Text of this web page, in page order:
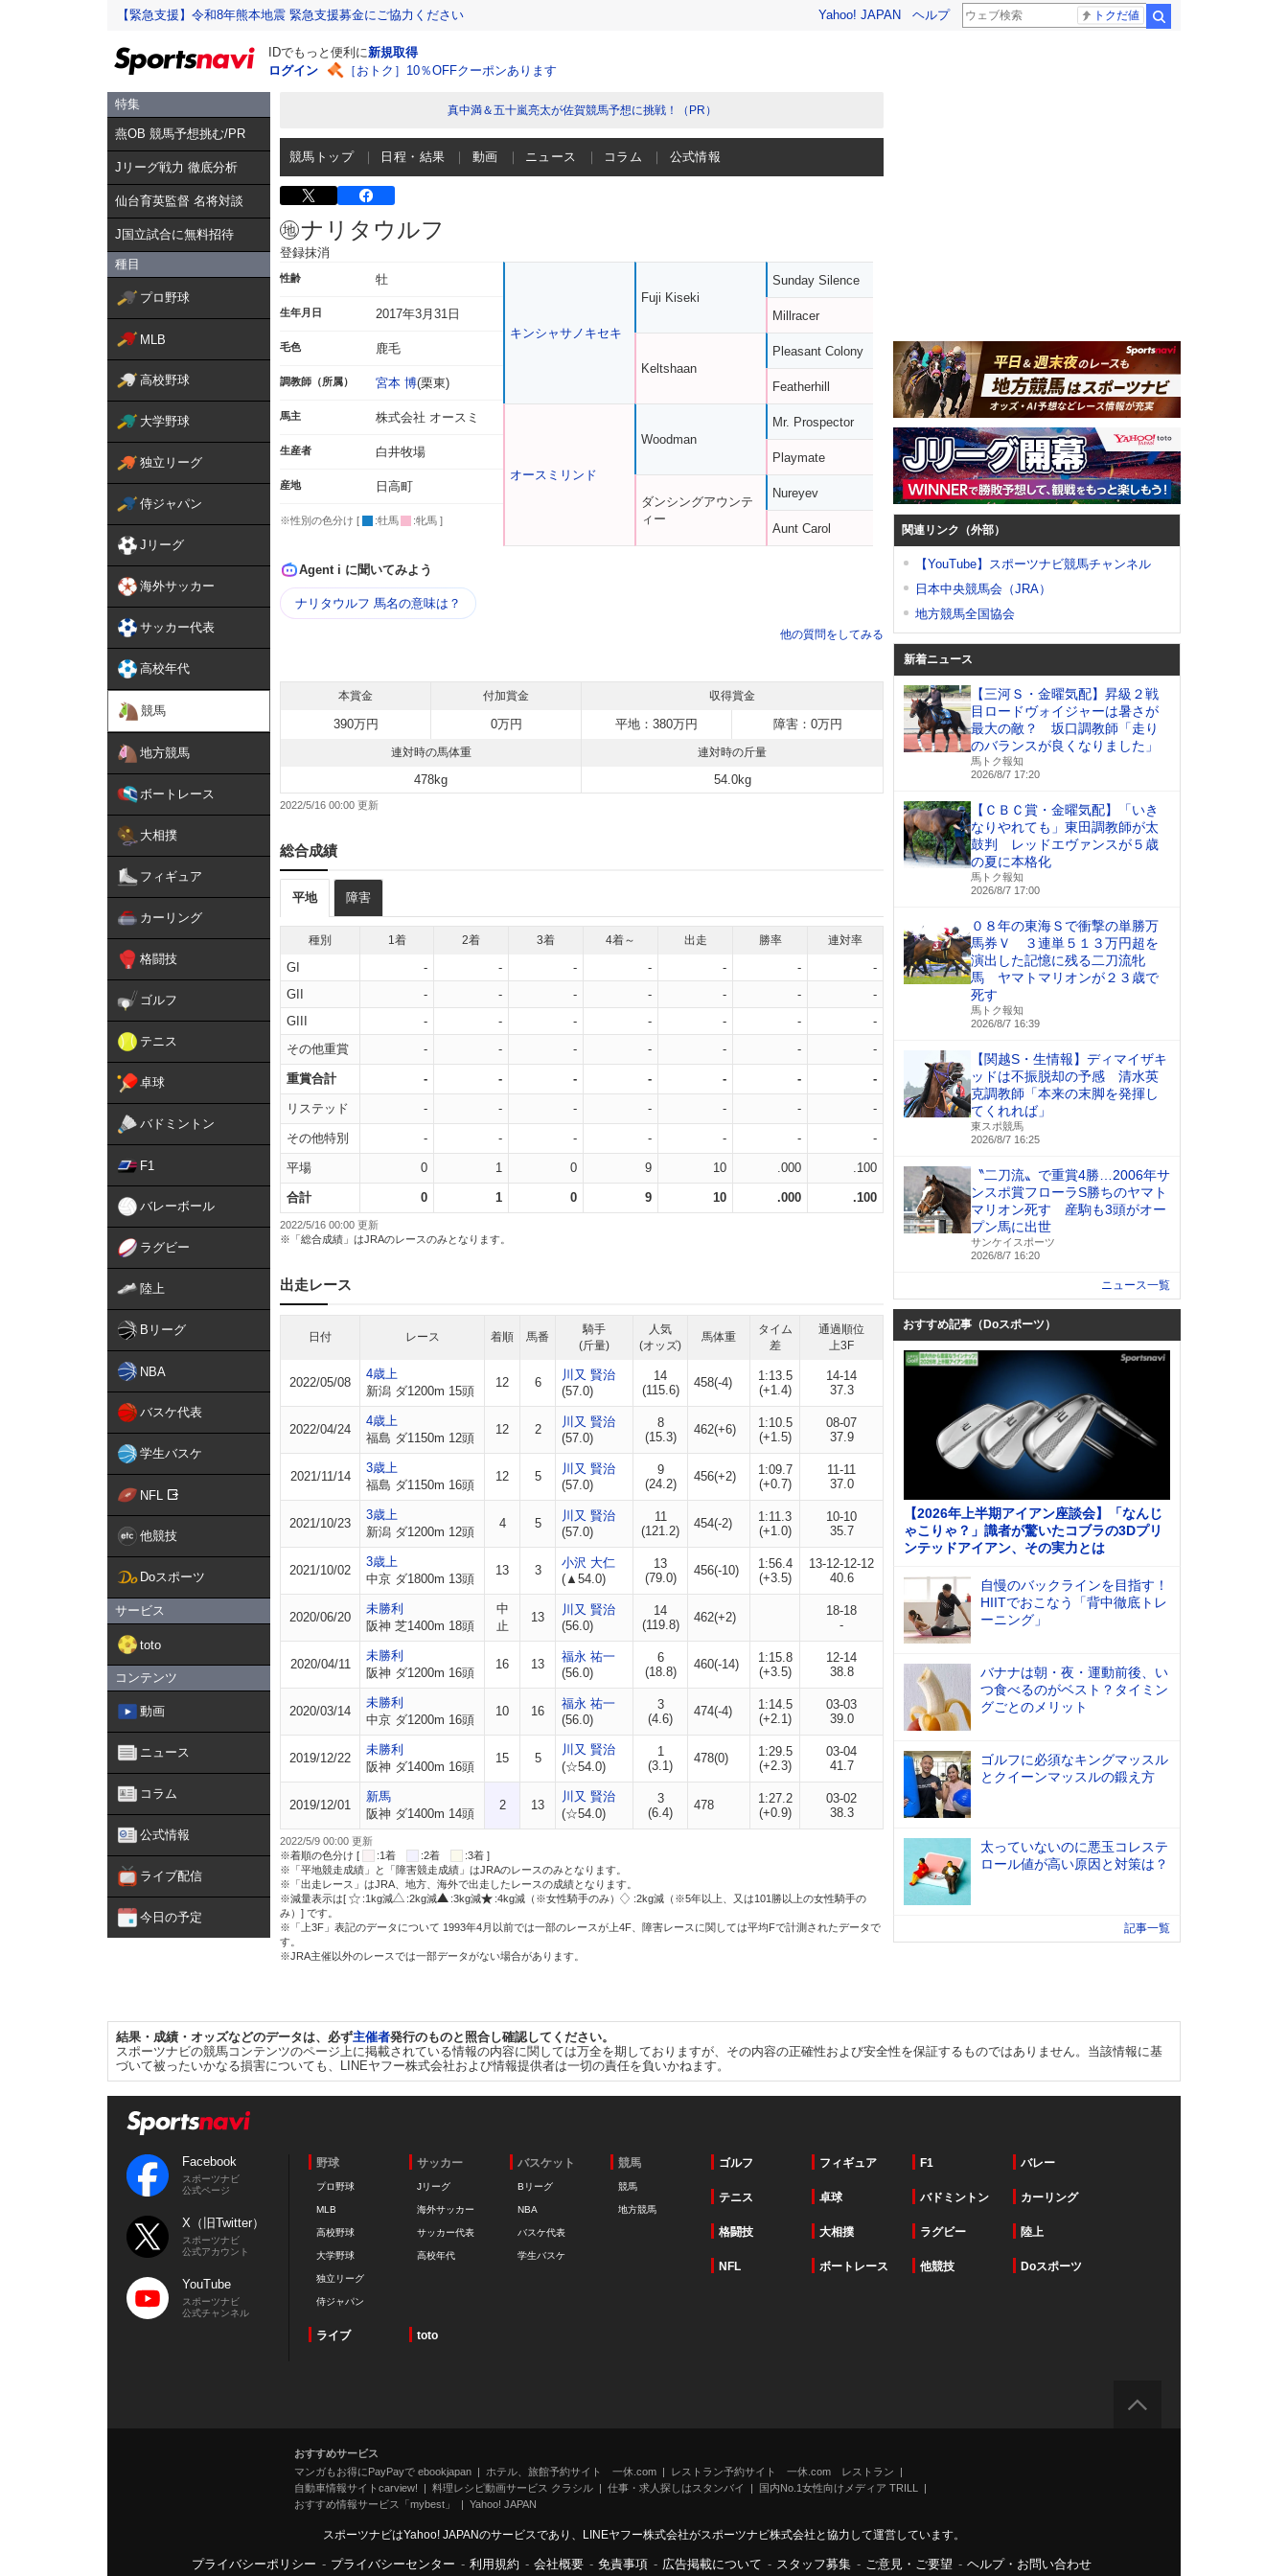
【緊急支援】令和8年熊本地震 緊急支援募金にご協力ください Yahoo! JAPAN ヘルプ トクだ値
IDでもっと便利に新規取得
ログイン
［おトク］10％OFFクーポンあります
特集
燕OB 競馬予想挑む/PR
Jリーグ戦力 徹底分析
仙台育英監督 名将対談
J国立試合に無料招待
種目
プロ野球
MLB
高校野球
大学野球
独立リーグ
侍ジャパン
Jリーグ
海外サッカー
サッカー代表
高校年代
競馬
地方競馬
ボートレース
大相撲
フィギュア
カーリング
格闘技
ゴルフ
テニス
卓球
バドミントン
F1
バレーボール
ラグビー
陸上
Bリーグ
NBA
バスケ代表
学生バスケ
NFL
他競技
Doスポーツ
サービス
toto
コンテンツ
動画
ニュース
コラム
公式情報
ライブ配信
今日の予定
真中満＆五十嵐亮太が佐賀競馬予想に挑戦！（PR）
競馬トップ 日程・結果 動画 ニュース コラム 公式情報
ナリタウルフ
登録抹消
性齢 牡
生年月日 2017年3月31日
毛色 鹿毛
調教師（所属） 宮本 博(栗東)
馬主 株式会社 オースミ
生産者 白井牧場
産地 日高町
※性別の色分け [ :牡馬 :牝馬 ]
キンシャサノキセキ
オースミリンド
Fuji Kiseki
Keltshaan
Woodman
ダンシングアウンテ
ィー
Sunday Silence
Millracer
Pleasant Colony
Featherhill
Mr. Prospector
Playmate
Nureyev
Aunt Carol
Agent i に聞いてみよう
ナリタウルフ 馬名の意味は？
他の質問をしてみる
本賞金 付加賞金 収得賞金
390万円 0万円 平地：380万円 障害：0万円
連対時の馬体重 連対時の斤量
478kg 54.0kg
2022/5/16 00:00
総合成績
平地 障害
種別 1着 2着 3着 4着～ 出走 勝率 連対率
GI - - - - - -
-
GII
- - - - - -
-
GIII
- - - - - -
-
その他重賞
- - - - - - -
重賞合計 - - - - - - -
リステッド - - - - - - -
その他特別 - - - - - - -
平場 0 1 0 9 10 .000 .100
合計 0 1 0 9 10 .000 .100
2022/5/16 00:00 更新
※「総合成績」はJRAのレースのみとなります。
出走レース
日付 レース 着順 馬番
騎手
(斤量)
人気
(オッズ)
馬体重
タイム
差
通過順位
上3F
2022/05/08
4歳上
新潟 ダ1200m 15頭
12 6
川又 賢治
(57.0)
14
(115.6)
458(-4)
1:13.5
(+1.4)
14-14
37.3
2022/04/24
4歳上
福島 ダ1150m 12頭
12 2
川又 賢治
(57.0)
8
(15.3)
462(+6)
1:10.5
(+1.5)
08-07
37.9
2021/11/14
3歳上
福島 ダ1150m 16頭
12 5
川又 賢治
(57.0)
9
(24.2)
456(+2)
1:09.7
(+0.7)
11-11
37.0
2021/10/23
3歳上
新潟 ダ1200m 12頭
4 5
川又 賢治
(57.0)
11
(121.2)
454(-2)
1:11.3
(+1.0)
10-10
35.7
2021/10/02
3歳上
中京 ダ1800m 13頭
13 3
小沢 大仁
(▲54.0)
13
(79.0)
456(-10)
1:56.4
(+3.5)
13-12-12-12
40.6
2020/06/20
未勝利
阪神 芝1400m 18頭
中
止
13
川又 賢治
(56.0)
14
(119.8)
462(+2)
18-18
-
2020/04/11
未勝利
阪神 ダ1200m 16頭
16 13
福永 祐一
(56.0)
6
(18.8)
460(-14)
1:15.8
(+3.5)
12-14
38.8
2020/03/14
未勝利
中京 ダ1200m 16頭
10 16
福永 祐一
(56.0)
3
(4.6)
474(-4)
1:14.5
(+2.1)
03-03
39.0
2019/12/22
未勝利
阪神 ダ1400m 16頭
15 5
川又 賢治
(☆54.0)
1
(3.1)
478(0)
1:29.5
(+2.3)
03-04
41.7
2019/12/01
新馬
阪神 ダ1400m 14頭
2 13
川又 賢治
(☆54.0)
3
(6.4)
478
1:27.2
(+0.9)
03-02
38.3
2022/5/9 00:00 更新
※着順の色分け [
:1着 :2着
:3着 ]
※「平地競走成績」と「障害競走成績」はJRAのレースのみとなります。
※「出走レース」はJRA、地方、海外で出走したレースの成績となります。
※減量表示は[
:1kg減 :2kg減 :3kg減 :4kg減（※女性騎手のみ）
:2kg減（※5年以上、又は101勝以上の女性騎手の
み）] です。
※「上3F」表記のデータについて 1993年4月以前では一部のレースが上4F、障害レースに関しては平均Fで計測されたデータで
す。
※JRA主催以外のレースでは一部データがない場合があります。
関連リンク（外部）
【YouTube】スポーツナビ競馬チャンネル
日本中央競馬会（JRA）
地方競馬全国協会
新着ニュース
【三河Ｓ・金曜気配】昇級２戦
目ロードヴォイジャーは暑さが
最大の敵？ 坂口調教師「走り
のバランスが良くなりました」
馬トク報知
2026/8/7 17:20
【ＣＢＣ賞・金曜気配】「いき
なりやれても」東田調教師が太
鼓判 レッドエヴァンスが５歳
の夏に本格化
馬トク報知
2026/8/7 17:00
０８年の東海Ｓで衝撃の単勝万
馬券Ｖ ３連単５１３万円超を
演出した記憶に残る二刀流牝
馬 ヤマトマリオンが２３歳で
死す
馬トク報知
2026/8/7 16:39
【関越S・生情報】ディマイザキ
ッドは不振脱却の予感 清水英
克調教師「本来の末脚を発揮し
てくれれば」
東スポ競馬
2026/8/7 16:25
〝二刀流〟で重賞4勝…2006年サ
ンスポ賞フローラS勝ちのヤマト
マリオン死す 産駒も3頭がオー
プン馬に出世
サンケイスポーツ
2026/8/7 16:20
ニュース一覧
おすすめ記事（Doスポーツ）
【2026年上半期アイアン座談会】「なんじ
ゃこりゃ？」識者が驚いたコブラの3Dプリ
ンテッドアイアン、その実力とは
自慢のバックラインを目指す！
HIITでおこなう「背中徹底トレ
ーニング」
バナナは朝・夜・運動前後、い
つ食べるのがベスト？タイミン
グごとのメリット
ゴルフに必須なキングマッスル
とクイーンマッスルの鍛え方
太っていないのに悪玉コレステ
ロール値が高い原因と対策は？
記事一覧
結果・成績・オッズなどのデータは、必ず主催者発行のものと照合し確認してください。
スポーツナビの競馬コンテンツのページ上に掲載されている情報の内容に関しては万全を期しておりますが、その内容の正確性および安全性を保証するものではありません。当該情報に基
づいて被ったいかなる損害についても、LINEヤフー株式会社および情報提供者は一切の責任を負いかねます。
Facebook
スポーツナビ
公式ページ
X（旧Twitter）
スポーツナビ
公式アカウント
YouTube
スポーツナビ
公式チャンネル
野球
プロ野球
MLB
高校野球
大学野球
独立リーグ
侍ジャパン
サッカー
Jリーグ
海外サッカー
サッカー代表
高校年代
バスケット
Bリーグ
NBA
バスケ代表
学生バスケ
競馬
競馬
地方競馬
ゴルフ フィギュア F1 バレー
テニス 卓球 バドミントン カーリング
格闘技 大相撲 ラグビー 陸上
NFL ボートレース 他競技 Doスポーツ
ライブ toto
おすすめサービス
マンガもお得にPayPayで ebookjapan
ホテル、旅館予約サイト 一休.com
レストラン予約サイト 一休.com レストラン
自動車情報サイトcarview!
料理レシピ動画サービス クラシル 仕事・求人探しはスタンバイ
国内No.1女性向けメディア TRILL
おすすめ情報サービス「mybest」
Yahoo! JAPAN
スポーツナビはYahoo! JAPANのサービスであり、LINEヤフー株式会社がスポーツナビ株式会社と協力して運営しています。
プライバシーポリシー - プライバシーセンター - 利用規約 - 会社概要 - 免責事項 - 広告掲載について - スタッフ募集 - ご意見・ご要望 - ヘルプ・お問い合わせ